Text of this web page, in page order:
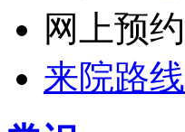
网上预约
来院路线